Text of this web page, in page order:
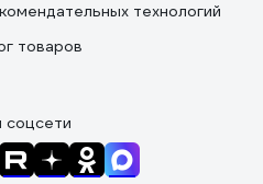
технологий
товаров
соцсети